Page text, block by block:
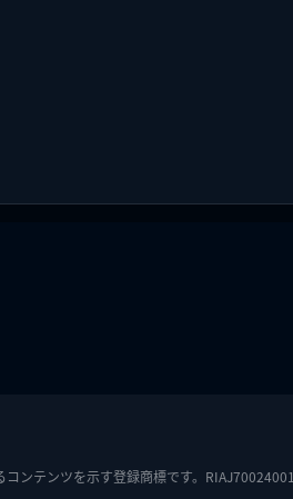
ンテンツを示す登録商標です。RIAJ70024001